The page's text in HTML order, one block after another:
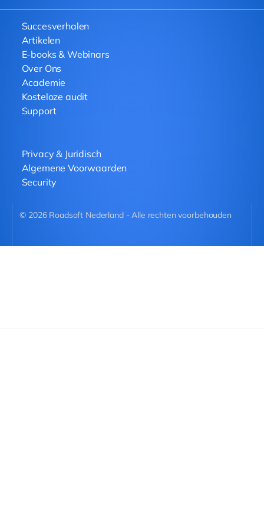
Succesverhalen
Artikelen
E-books & Webinars
Over Ons
Academie
Kosteloze audit
Support
Privacy & Juridisch
Algemene Voorwaarden
Security
© 2026Roadsoft Nederland - Alle rechten voorbehouden